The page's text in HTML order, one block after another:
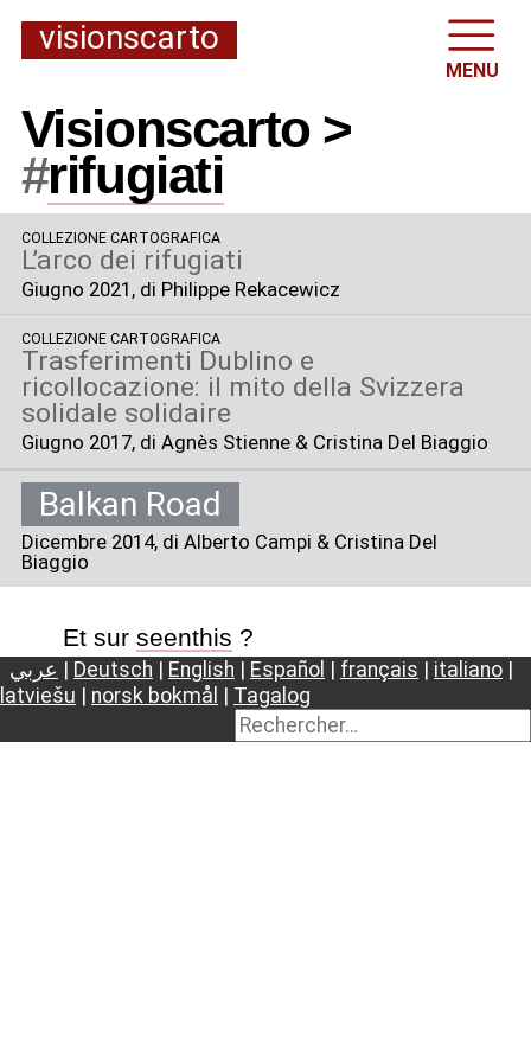
visionscarto
MENU
Visionscarto >
#rifugiati
COLLEZIONE CARTOGRAFICA
L’arco dei rifugiati
Giugno 2021 , di Philippe Rekacewicz
COLLEZIONE CARTOGRAFICA
Trasferimenti Dublino e
ricollocazione: il mito della Svizzera
solidale solidaire
Giugno 2017, di Agnès Stienne & Cristina Del Biaggio
Balkan Road
Dicembre 2014, di Alberto Campi & Cristina Del
Biaggio
Et sur seenthis ?
عربي Deutsch English Español français italiano
latviešu
norsk bokmål Tagalog